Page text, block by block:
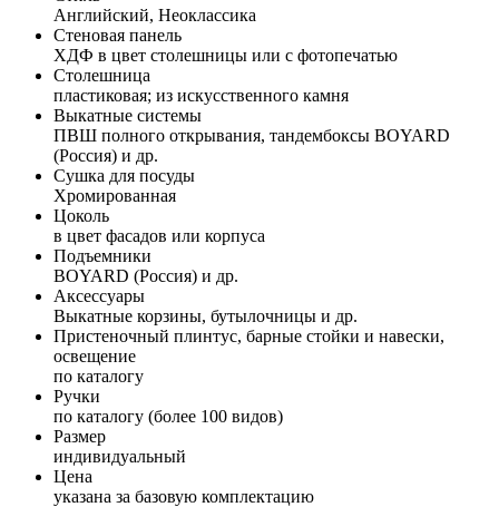
Английский, Неоклассика
Стеновая панель
ХДФ в цвет столешницы или с фотопечатью
Столешница
пластиковая; из искусственного камня
Выкатные системы
ПВШ полного открывания, тандембоксы BOYARD
(Россия) и др.
Сушка для посуды
Хромированная
Цоколь
в цвет фасадов или корпуса
Подъемники
BOYARD (Россия) и др.
Аксессуары
Выкатные корзины, бутылочницы и др.
Пристеночный плинтус, барные стойки и навески,
освещение
по каталогу
Ручки
по каталогу (более 100 видов)
Размер
индивидуальный
Цена
указана за базовую комплектацию